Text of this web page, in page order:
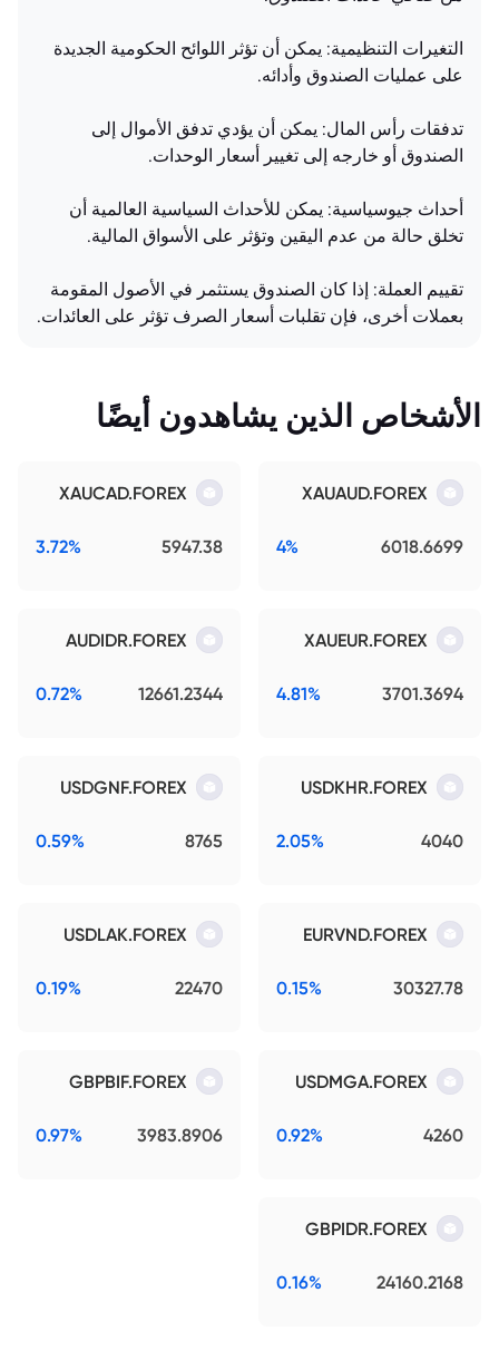
التغيرات التنظيمية: يمكن أن تؤثر اللوائح الحكومية الجديدة
على عمليات الصندوق وأدائه.
تدفقات رأس المال: يمكن أن يؤدي تدفق الأموال إلى
الصندوق أو خارجه إلى تغيير أسعار الوحدات.
أحداث جيوسياسية: يمكن للأحداث السياسية العالمية أن
تخلق حالة من عدم اليقين وتؤثر على الأسواق المالية.
تقييم العملة: إذا كان الصندوق يستثمر في الأصول المقومة
بعملات أخرى، فإن تقلبات أسعار الصرف تؤثر على العائدات.
الأشخاص الذين يشاهدون أيضًا
XAUAUD.FOREX
6018.6699
4%
XAUCAD.FOREX
5947.38
3.72%
XAUEUR.FOREX
3701.3694
4.81%
AUDIDR.FOREX
12661.2344
0.72%
USDKHR.FOREX
4040
2.05%
USDGNF.FOREX
8765
0.59%
EURVND.FOREX
30327.78
0.15%
USDLAK.FOREX
22470
0.19%
USDMGA.FOREX
4260
0.92%
GBPBIF.FOREX
3983.8906
0.97%
GBPIDR.FOREX
24160.2168
0.16%